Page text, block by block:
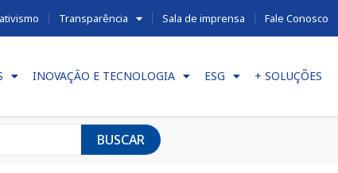
Transparência Sala de imprensa Fale Conosco
INOVAÇÃO E TECNOLOGIA ESG + SOLUÇÕES
BUSCAR